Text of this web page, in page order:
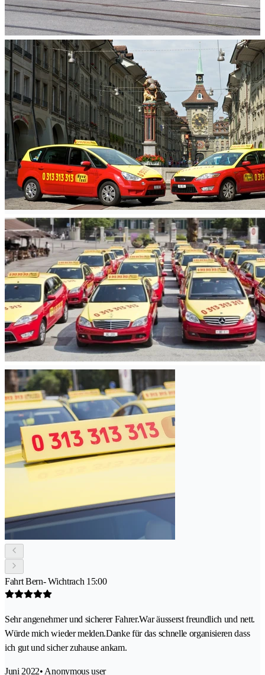
Fahrt Bern- Wichtrach 15:00
Sehr angenehmer und sicherer Fahrer.War äusserst freundlich und nett.
Würde mich wieder melden.Danke für das schnelle organisieren dass
ich gut und sicher zuhause ankam.
Juni 2022• Anonymous user